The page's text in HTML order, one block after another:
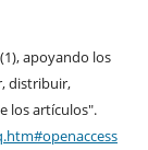
apoyando los
distribuir,
los artículos".